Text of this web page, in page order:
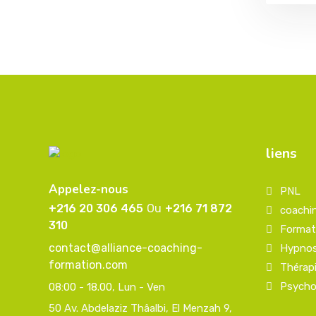
Appelez-nous
+216 20 306 465 Ou +216 71 872
310
contact@alliance-coaching-
formation.com
08:00 - 18.00, Lun - Ven
50 Av. Abdelaziz Thâalbi, El Menzah 9,
liens
PNL